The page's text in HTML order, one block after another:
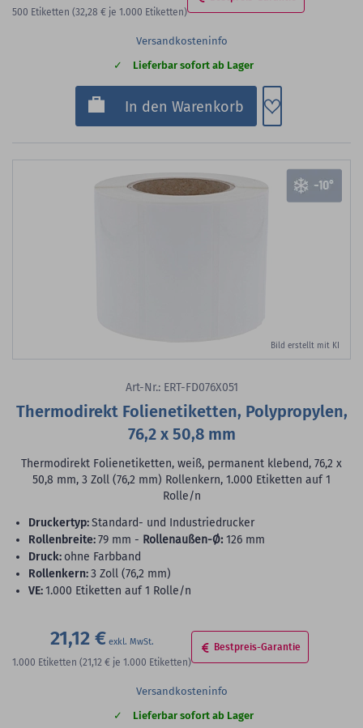
500 Etiketten (32,28 € je 1.000 Etiketten)
Versandkosteninfo
Lieferbar sofort ab Lager
In den Warenkorb Zum
Bild erstellt mit KI
Art-Nr.: ERT-FD076X051
Thermodirekt Folienetiketten, Polypropylen,
76,2 x 50,8 mm
Thermodirekt Folienetiketten, weiß, permanent klebend, 76,2 x
50,8 mm, 3 Zoll (76,2 mm) Rollenkern, 1.000 Etiketten auf 1
Rolle/n
Druckertyp:Standard- und Industriedrucker
Rollenbreite:79 mm - Rollenaußen-Ø: 126 mm
Druck: ohne Farbband
Rollenkern:3 Zoll (76,2 mm)
VE:1.000 Etiketten auf 1 Rolle/n
21,12 €
1.000 Etiketten (21,12 € je 1.000 Etiketten)
Bestpreis-Garantie
Versandkosteninfo
Lieferbar sofort ab Lager